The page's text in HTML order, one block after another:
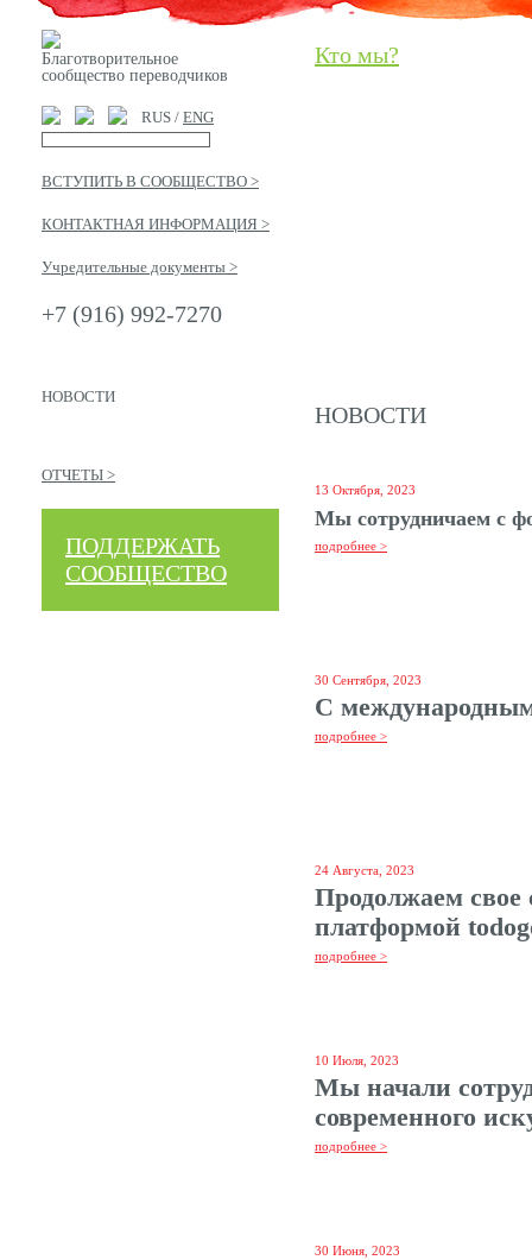
Благотворительное
сообщество переводчиков
RUS / ENG
ВСТУПИТЬ В СООБЩЕСТВО >
КОНТАКТНАЯ ИНФОРМАЦИЯ >
Учредительные документы >
+7 (916) 992-7270
НОВОСТИ
ОТЧЕТЫ >
ПОДДЕРЖАТЬ
СООБЩЕСТВО
Кто мы?
НОВОСТИ
13 Октября, 2023
Мы сотрудничаем с
подробнее >
30 Сентября, 2023
С
подробнее >
24 Августа, 2023
Продолжаем свое
платформой
подробнее >
10 Июля, 2023
Мы начали
современного
подробнее >
30 Июня, 2023